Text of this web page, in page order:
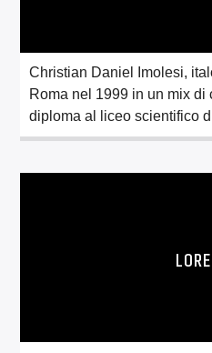
Christian Daniel Imolesi,
Roma nel 1999 in un mix di
diploma al liceo scientifico
sin da piccolo una